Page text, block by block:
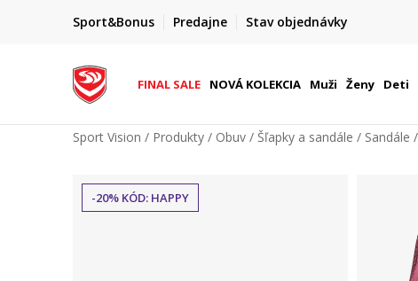
Sport&Bonus Predajne Stav objednávky
FINAL SALE AŽ -60 %
+ extra zľava 10 % len do 9. 8.
FINAL SALE NOVÁ KOLEKCIA Muži Ženy Deti
Sport Vision Produkty Obuv Šľapky a sandále Sandále
-20% KÓD: HAPPY